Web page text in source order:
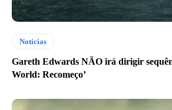
Notícias
Gareth Edwards NÃO irá dirigir
World: Recomeço’